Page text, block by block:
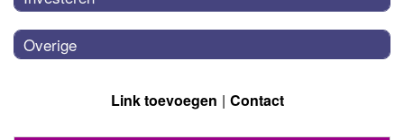
Overige
Link toevoegen Contact